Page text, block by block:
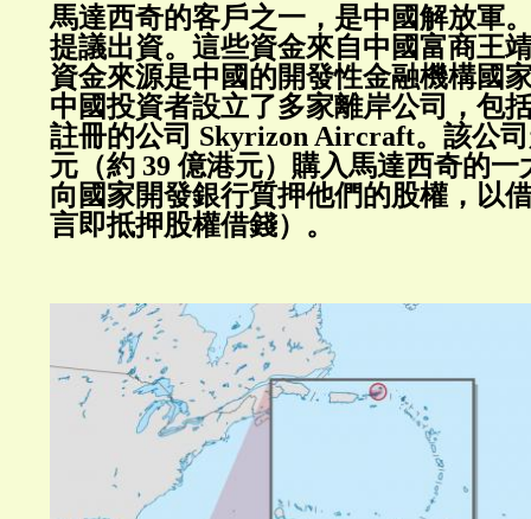
馬達西奇的客戶之一，是中國解放軍
提議出資。這些資金來自中國富商王
資金來源是中國的開發性金融機構國
中國投資者設立了多家離岸公司，包
註冊的公司 Skyrizon Aircraft。該公
元（約 39 億港元）購入馬達西奇的
向國家開發銀行質押他們的股權，以
言即抵押股權借錢）。